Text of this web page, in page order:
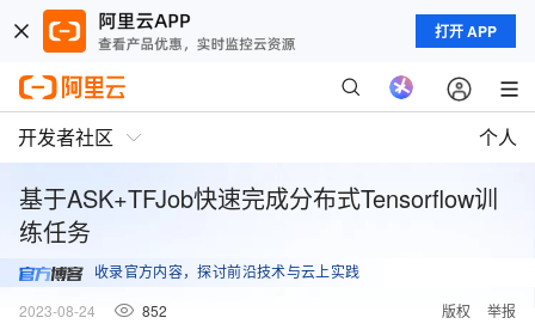
打开 APP
开发者社区 个人
基于ASK+TFJob快速完成分布式Tensorflow训
练任务
收录官方内容，探讨前沿技术与云上实践
2023-08-24 852 版权 举报